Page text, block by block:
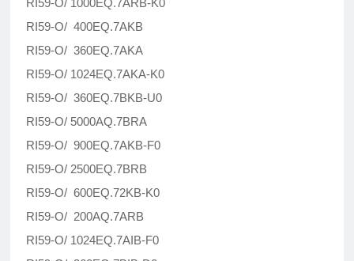
RI59-O/ 1000EQ.7ARB-K0
RI59-O/ 400EQ.7AKB
RI59-O/ 360EQ.7AKA
RI59-O/ 1024EQ.7AKA-K0
RI59-O/ 360EQ.7BKB-U0
RI59-O/ 5000AQ.7BRA
RI59-O/ 900EQ.7AKB-F0
RI59-O/ 2500EQ.7BRB
RI59-O/ 600EQ.72KB-K0
RI59-O/ 200AQ.7ARB
RI59-O/ 1024EQ.7AIB-F0